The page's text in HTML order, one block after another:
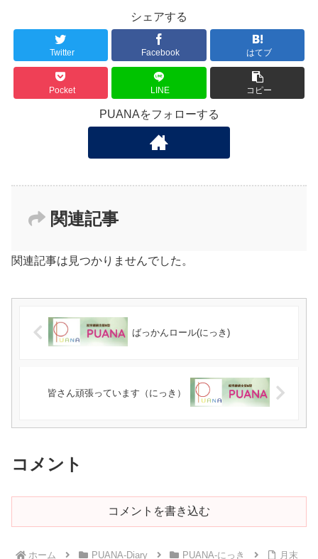
シェアする
Twitter Facebook はてブ
Pocket LINE コピー
PUANAをフォローする
関連記事
関連記事は見つかりませんでした。
ばっかんロール(にっき)
皆さん頑張っています（にっき）
コメント
コメントを書き込む
ホーム PUANA-Diary PUANA-にっき
月末